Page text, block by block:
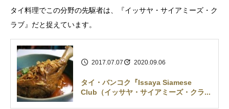
タイ料理でこの分野の先駆者は、『イッサヤ・サイアミーズ・ク
ラブ』だと捉えています。
2017.07.07 2020.09.06
タイ・バンコク『Issaya Siamese
Club（イッサヤ・サイアミーズ・クラ...